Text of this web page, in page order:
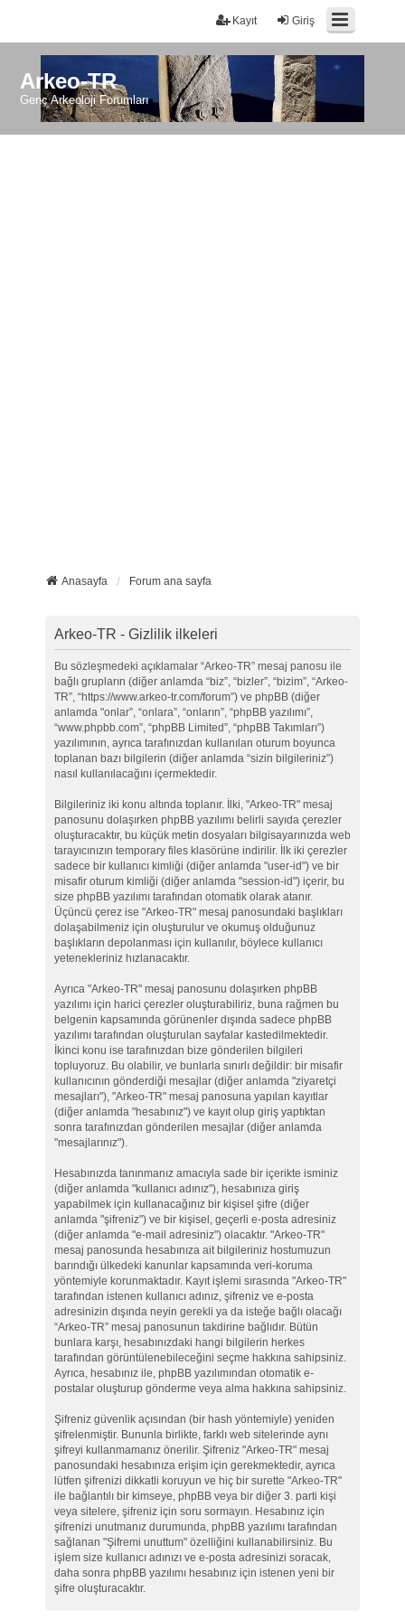
Giriş
Kayıt
Arkeo-TR
Genç Arkeoloji Forumları
Anasayfa Forum ana sayfa
Arkeo-TR - Gizlilik ilkeleri
Bu sözleşmedeki açıklamalar “Arkeo-TR” mesaj panosu ile
bağlı grupların (diğer anlamda “biz”, “bizler”, “bizim”, “Arkeo-
TR”, “https://www.arkeo-tr.com/forum”) ve phpBB (diğer
anlamda "onlar”, “onlara”, “onların”, “phpBB yazılımı”,
“www.phpbb.com”, “phpBB Limited”, “phpBB Takımları”)
yazılımının, ayrıca tarafınızdan kullanılan oturum boyunca
toplanan bazı bilgilerin (diğer anlamda “sizin bilgileriniz”)
nasıl kullanılacağını içermektedir.
Bilgileriniz iki konu altında toplanır. İlki, "Arkeo-TR" mesaj
panosunu dolaşırken phpBB yazılımı belirli sayıda çerezler
oluşturacaktır, bu küçük metin dosyaları bilgisayarınızda web
tarayıcınızın temporary files klasörüne indirilir. İlk iki çerezler
sadece bir kullanıcı kimliği (diğer anlamda "user-id") ve bir
misafir oturum kimliği (diğer anlamda "session-id") içerir, bu
size phpBB yazılımı tarafından otomatik olarak atanır.
Üçüncü çerez ise "Arkeo-TR" mesaj panosundaki başlıkları
dolaşabilmeniz için oluşturulur ve okumuş olduğunuz
başlıkların depolanması için kullanılır, böylece kullanıcı
yetenekleriniz hızlanacaktır.
Ayrıca "Arkeo-TR" mesaj panosunu dolaşırken phpBB
yazılımı için harici çerezler oluşturabiliriz, buna rağmen bu
belgenin kapsamında görünenler dışında sadece phpBB
yazılımı tarafından oluşturulan sayfalar kastedilmektedir.
İkinci konu ise tarafınızdan bize gönderilen bilgileri
topluyoruz. Bu olabilir, ve bunlarla sınırlı değildir: bir misafir
kullanıcının gönderdiği mesajlar (diğer anlamda "ziyaretçi
mesajları"), "Arkeo-TR" mesaj panosuna yapılan kayıtlar
(diğer anlamda "hesabınız") ve kayıt olup giriş yaptıktan
sonra tarafınızdan gönderilen mesajlar (diğer anlamda
"mesajlarınız").
Hesabınızda tanınmanız amacıyla sade bir içerikte isminiz
(diğer anlamda "kullanıcı adınız"), hesabınıza giriş
yapabilmek için kullanacağınız bir kişisel şifre (diğer
anlamda "şifreniz") ve bir kişisel, geçerli e-posta adresiniz
(diğer anlamda "e-mail adresiniz") olacaktır. "Arkeo-TR"
mesaj panosunda hesabınıza ait bilgileriniz hostumuzun
barındığı ülkedeki kanunlar kapsamında veri-koruma
yöntemiyle korunmaktadır. Kayıt işlemi sırasında "Arkeo-TR"
tarafından istenen kullanıcı adınız, şifreniz ve e-posta
adresinizin dışında neyin gerekli ya da isteğe bağlı olacağı
“Arkeo-TR” mesaj panosunun takdirine bağlıdır. Bütün
bunlara karşı, hesabınızdaki hangi bilgilerin herkes
tarafından görüntülenebileceğini seçme hakkına sahipsiniz.
Ayrıca, hesabınız ile, phpBB yazılımından otomatik e-
postalar oluşturup gönderme veya alma hakkına sahipsiniz.
Şifreniz güvenlik açısından (bir hash yöntemiyle) yeniden
şifrelenmiştir. Bununla birlikte, farklı web sitelerinde aynı
şifreyi kullanmamanız önerilir. Şifreniz "Arkeo-TR" mesaj
panosundaki hesabınıza erişim için gerekmektedir, ayrıca
lütfen şifrenizi dikkatli koruyun ve hiç bir surette "Arkeo-TR"
ile bağlantılı bir kimseye, phpBB veya bir diğer 3. parti kişi
veya sitelere, şifreniz için soru sormayın. Hesabınız için
şifrenizi unutmanız durumunda, phpBB yazılımı tarafından
sağlanan "Şifremi unuttum" özelliğini kullanabilirsiniz. Bu
işlem size kullanıcı adınızı ve e-posta adresinizi soracak,
daha sonra phpBB yazılımı hesabınız için istenen yeni bir
şifre oluşturacaktır.